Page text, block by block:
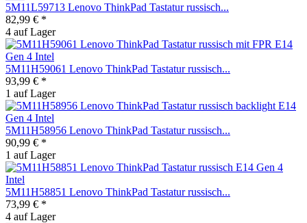
5M11L59713 Lenovo ThinkPad Tastatur russisch...
82,99 € *
4 auf Lager
5M11H59061 Lenovo ThinkPad Tastatur russisch...
93,99 € *
1 auf Lager
5M11H58956 Lenovo ThinkPad Tastatur russisch...
90,99 € *
1 auf Lager
5M11H58851 Lenovo ThinkPad Tastatur russisch...
73,99 € *
4 auf Lager